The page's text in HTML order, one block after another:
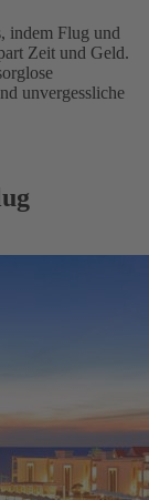
indem Flug und
Zeit und Geld.
unvergessliche